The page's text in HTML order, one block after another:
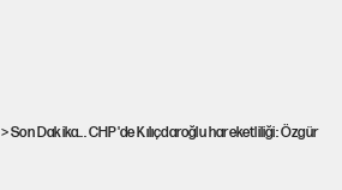
> Son Dakika... CHP'de Kılıçdaroğlu hareketliliği: Özgür